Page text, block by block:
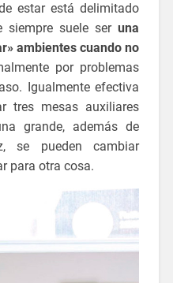
estar está delimitado
siempre suele seruna
ambientes cuando no
por problemas
Igualmente efectiva
tres mesas auxiliares
grande, además de
se pueden cambiar
para otra cosa.